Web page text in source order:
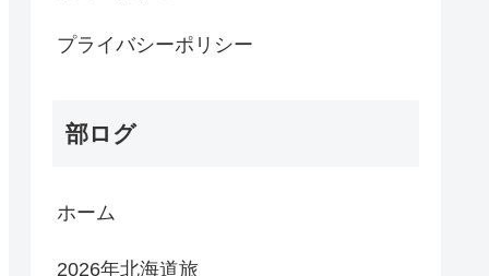
プライバシーポリシー
部ログ
ホーム
2026年北海道旅